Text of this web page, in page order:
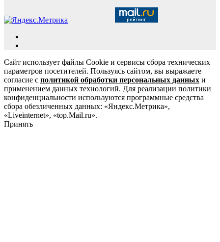
Сайт использует файлы Cookie и сервисы сбора технических
параметров посетителей. Пользуясь сайтом, вы выражаете
согласие с политикой обработки персональных данных и
применением данных технологий. Для реализации политики
конфиденциальности используются программные средства
сбора обезличенных данных: «Яндекс.Метрика»,
«Liveinternet», «top.Mail.ru».
Принять